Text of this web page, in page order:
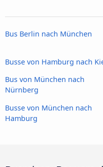
Bus Berlin nach München
Busse von Hamburg nach
Bus von München nach
Nürnberg
Busse von München nach
Hamburg